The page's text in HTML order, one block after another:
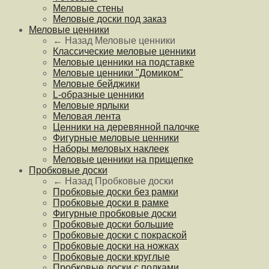
Меловые стены
Меловые доски под заказ
Меловые ценники
← Назад Меловые ценники
Классические меловые ценники
Меловые ценники на подставке
Меловые ценники "Домиком"
Меловые бейджики
L-образные ценники
Меловые ярлыки
Меловая лента
Ценники на деревянной палочке
Фигурные меловые ценники
Наборы меловых наклеек
Меловые ценники на прищепке
Пробковые доски
← Назад Пробковые доски
Пробковые доски без рамки
Пробковые доски в рамке
Фигурные пробковые доски
Пробковые доски большие
Пробковые доски с покраской
Пробковые доски на ножках
Пробковые доски круглые